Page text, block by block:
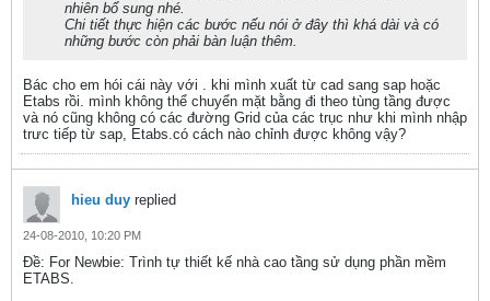
nhiên bổ sung nhé.
Chi tiết thực hiện các bước nếu nói ở đây thì khá dài và có
những bước còn phải bàn luận thêm.
Bác cho em hói cái này với . khi mình xuất từ cad sang sap hoặc
Etabs rồi. mình không thể chuyển mặt bằng đi theo tùng tầng được
và nó cũng không có các đường Grid của các trục như khi mình nhập
trưc tiếp từ sap, Etabs.có cách nào chỉnh được không vậy?
hieu duy replied
24-08-2010, 10:20 PM
Ðề: For Newbie: Trình tự thiết kế nhà cao tầng sử dụng phần mềm
ETABS.